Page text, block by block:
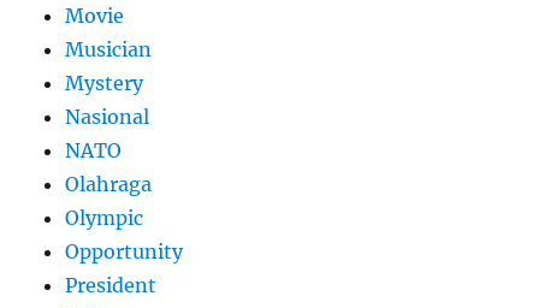
Movie
Musician
Mystery
Nasional
NATO
Olahraga
Olympic
Opportunity
President